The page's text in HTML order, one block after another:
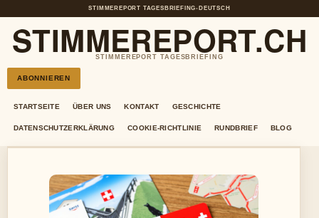
STIMMEREPORT TAGESBRIEFING• DEUTSCH
STIMMEREPORT.CH
STIMMEREPORT TAGESBRIEFING
ABONNIEREN
STARTSEITE ÜBER UNS KONTAKT GESCHICHTE
DATENSCHUTZERKLÄRUNG COOKIE-RICHTLINIE RUNDBRIEF BLOG